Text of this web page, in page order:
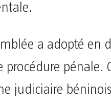
a adopté en
procédure pénale.
judiciaire